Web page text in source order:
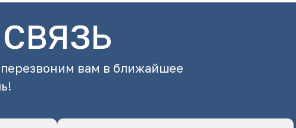
вам в ближайшее